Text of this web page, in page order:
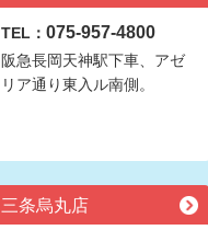
TEL： 075-957-4800
阪急長岡天神駅下車、アゼ
リア通り東入ル南側。
三条烏丸店